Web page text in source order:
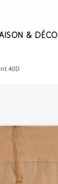
& DÉCO
40D